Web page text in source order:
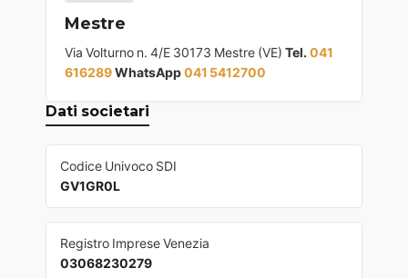
Mestre
Via Volturno n. 4/E 30173 Mestre (VE) Tel. 041
616289WhatsApp041 5412700
Dati societari
Codice Univoco SDI
GV1GR0L
Registro Imprese Venezia
03068230279